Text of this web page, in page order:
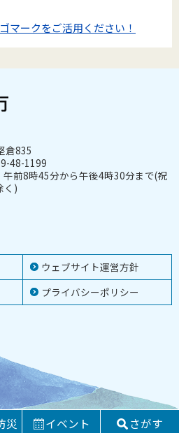
マークをご活用ください！
ウェブサイト運営方針
プライバシーポリシー
倉835
48-1199
前8時45分から午後4時30分まで(祝
く)
災 イベント さがす